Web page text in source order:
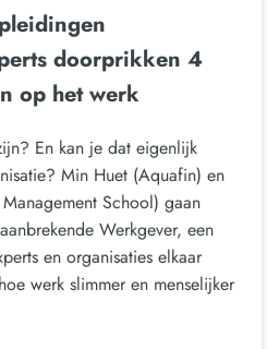
doorprikken 4
op het werk
En kan je dat eigenlijk
Min Huet (Aquafin) en
School) gaan
Werkgever, een
en organisaties elkaar
werk slimmer en menselijker